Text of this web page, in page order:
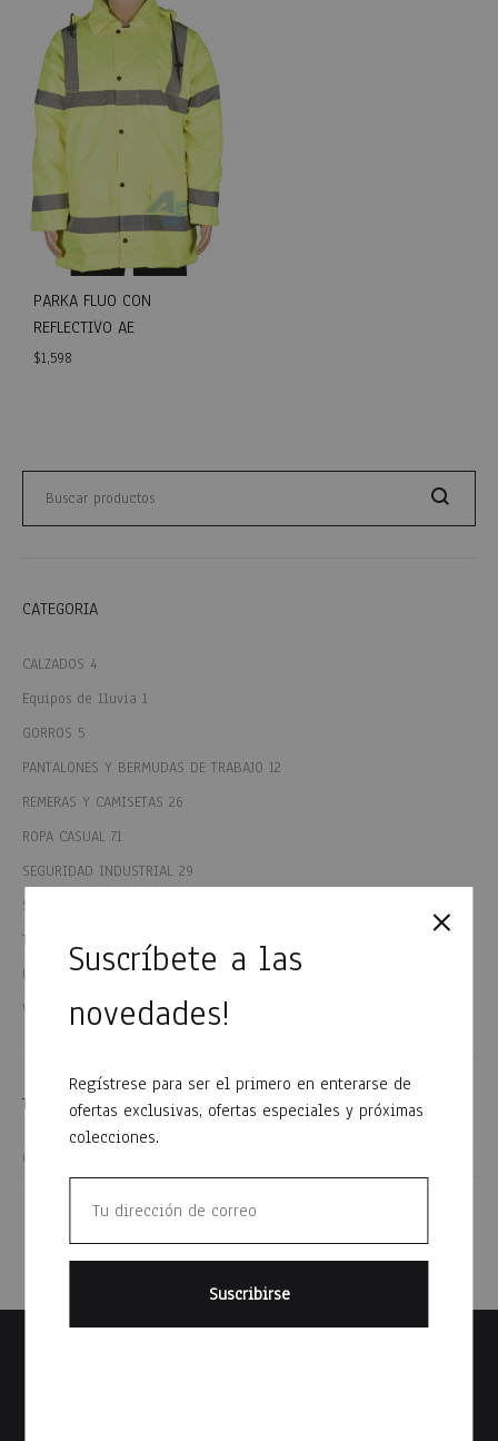
PARKA FLUO CON
REFLECTIVO AE
$1,598
CATEGORIA
CALZADOS 4
Equipos de lluvia 1
GORROS 5
PANTALONES Y BERMUDAS DE TRABAJO 12
REMERAS Y CAMISETAS 26
ROPA CASUAL 71
SEGURIDAD INDUSTRIAL 29
SEGURIDAD VIAL
TODOS LOS PRODUCTOS
UNIFORMES 89
VARIOS
10
TAMAÑO
Cualquiera
Suscríbete a las
novedades!
Regístrese para ser el primero en enterarse de
ofertas exclusivas, ofertas especiales y próximas
colecciones.